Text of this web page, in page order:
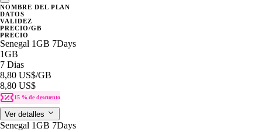
NOMBRE DEL PLAN
DATOS
VALIDEZ
PRECIO/GB
PRECIO
Senegal 1GB 7Days
1GB
7 Dias
8,80 US$/GB
8,80 US$
15 % de descuento
Ver detalles
Senegal 1GB 7Days